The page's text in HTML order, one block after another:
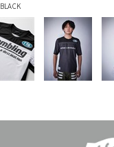
BLACK